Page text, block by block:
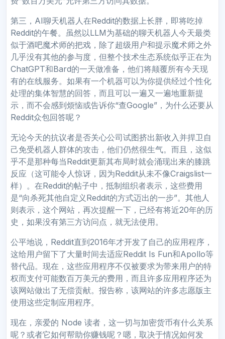
第三，AI聊天机器人在Reddit的数据上长胖，即将吃掉
Reddit的午餐。虽然以LLM为基础的聊天机器人今天最类
似于酒吧魔术师的把戏，除了超级用户和提示魔术师之外
几乎没有其他的参与度，但整个技术生态系统似乎正在为
ChatGPT和Bard的一天做准备，他们将颠覆所有今天现
有的在线服务。如果有一个机器可以为你提供经过个性化
处理的集体智慧的回答，而且可以一遍又一遍地重新提
示，而不会感到烦恼或告诉你“查Google”，为什么还要从
Reddit众包回答呢？
无论今天的抗议者是否关心公司试图挤出新收入并捍卫自
己免受机器人群体的攻击，他们仍然很生气。而且，这似
乎不是那种每当Reddit更新其布局时就会涌现出来的膝跳
反应（这可能令人惊讶，因为Reddit从未不像Craigslist一
样）。在Reddit的帖子中，抵制组织者表示，这些费用
是“向杀死其他自定义Reddit的方式迈出的一步”。其他人
则表示，这个网站，再次提醒一下，已经有将近20年的历
史，如果没有第三方访问点，就无法使用。
公平地说，Reddit直到2016年才开发了自己的应用程序，
这给用户留下了大量时间去适应Reddit Is Fun和Apollo等
替代品。现在，这些应用程序不仅被要求为带来用户的特
权而支付可能数百万美元的费用，而且许多应用程序还为
该网站做出了无偿贡献。报告称，该网站的许多志愿版主
使用这些定制应用程序。
现在，亲爱的 Node 读者，这一切与加密货币有什么关系
呢？或者它如何帮助你赚钱呢？嗯，取决于情况如何发